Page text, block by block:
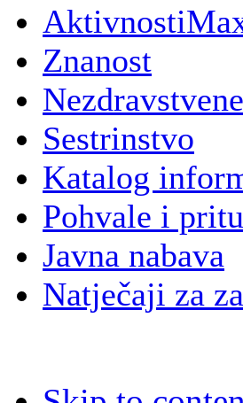
Aktivnosti
Znanost
Sestrinstvo
Katalog
Pohvale i
Javna nabava
Natječaji za